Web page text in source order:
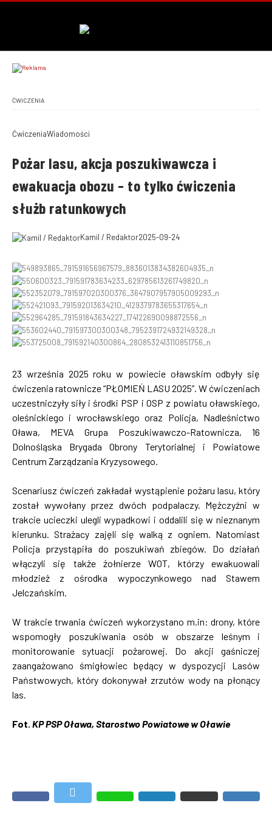
ĆWICZENIA
ĆwiczeniaWiadomości
Pożar lasu, akcja poszukiwawcza i
ewakuacja obozu – to tylko ćwiczenia
służb ratunkowych
Kamil / Redaktor2025-09-24
23 września 2025 roku w powiecie oławskim odbyły się
ćwiczenia ratownicze “PŁOMIEŃ LASU 2025”. W ćwiczeniach
uczestniczyły siły i środki PSP i OSP z powiatu oławskiego,
oleśnickiego i wrocławskiego oraz Policja, Nadleśnictwo
Oława, MEVA Grupa Poszukiwawczo-Ratownicza, 16
Dolnośląska Brygada Obrony Terytorialnej i Powiatowe
Centrum Zarządzania Kryzysowego.
Scenariusz ćwiczeń zakładał wystąpienie pożaru lasu, który
został wywołany przez dwóch podpalaczy. Mężczyźni w
trakcie ucieczki ulegli wypadkowi i oddalili się w nieznanym
kierunku. Strażacy zajęli się walką z ogniem. Natomiast
Policja przystąpiła do poszukiwań zbiegów. Do działań
włączyli się także żołnierze WOT, którzy ewakuowali
młodzież z ośrodka wypoczynkowego nad Stawem
Jelczańskim.
W trakcie trwania ćwiczeń wykorzystano m.in: drony, które
wspomogły poszukiwania osób w obszarze leśnym i
monitorowanie sytuacji pożarowej. Do akcji gaśniczej
zaangażowano śmigłowiec będący w dyspozycji Lasów
Państwowych, który dokonywał zrzutów wody na płonący
las.
Fot. KP PSP Oława, Starostwo Powiatowe w Oławie